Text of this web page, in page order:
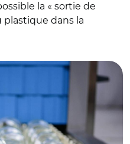
la « sortie de
plastique dans la